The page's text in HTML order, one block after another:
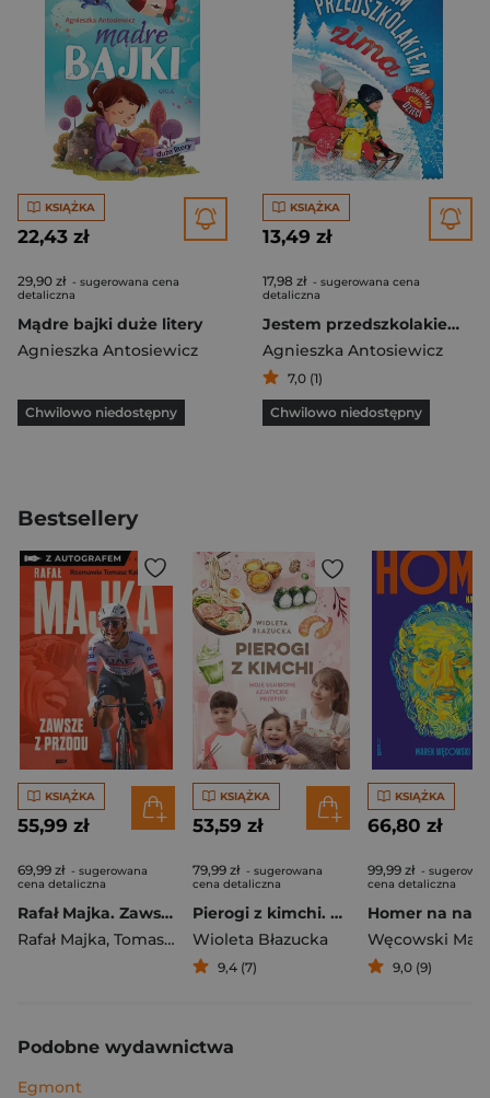
KSIĄŻKA
22,43 zł
29,90 zł - sugerowana cena
detaliczna
Mądre bajki duże litery
Agnieszka Antosiewicz
Chwilowo niedostępny
KSIĄŻKA
13,49 zł
17,98 zł - sugerowana cena
detaliczna
Jestem przedszkolakiem zima
Agnieszka Antosiewicz
7,0 (1)
Chwilowo niedostępny
Bestsellery
KSIĄŻKA
55,99 zł
69,99 zł - sugerowana
cena detaliczna
Rafał Majka. Zawsze z przodu. Rozmawia Tomasz Kalemba - książka z autografem
Rafał Majka, Tomasz Kalemba
KSIĄŻKA
53,59 zł
79,99 zł - sugerowana
cena detaliczna
Pierogi z kimchi. Moje ulubione azjatyckie przepisy
Wioleta Błazucka
9,4 (7)
KSIĄŻKA
66,80 zł
99,99 zł -
cena detaliczna
Węcowski
9,0 (9)
Podobne wydawnictwa
Egmont